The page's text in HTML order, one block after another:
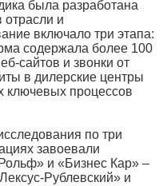
была разработана
отрасли и
включало три этапа:
содержала более 100
сайтов и звонки от
в дилерские центры
ключевых процессов
по три
завоевали
и «Бизнес Кар» –
Рублевский» и